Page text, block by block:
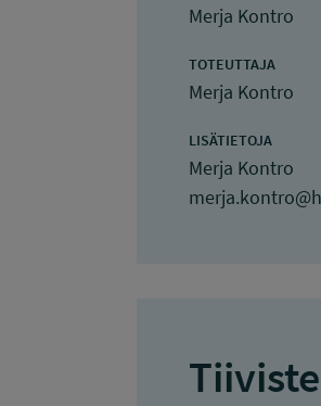
Merja Kontro
TOTEUTTAJA
Merja Kontro
LISÄTIETOJA
Merja Kontro